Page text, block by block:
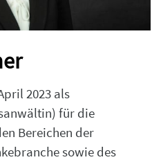
2023 als
für die
Bereichen der
sowie des